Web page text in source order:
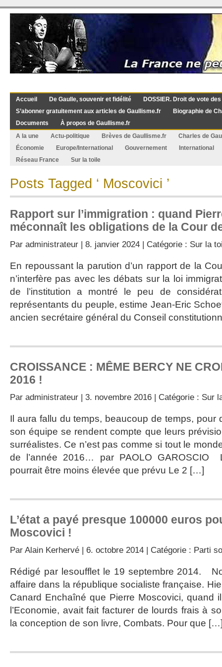
Accueil De Gaulle, souvenir et fidélité
DOSSIER. Droit de vote
S’abonner gratuitement aux articles de Gaullisme.fr
Biographie de
Documents
À propos de Gaullisme.fr
A la une
Actu-politique Brèves de Gaullisme.fr
Charles de
Économie
Europe/International Gouvernement
International
Réseau France
Sur la toile
Posts Tagged ‘ Moscovici ’
Rapport sur l’immigration : quand
méconnaît les obligations de la Cour
Par administrateur | 8. janvier 2024 | Catégorie : Sur la
En repoussant la parution d’un rapport de la
n’interfère pas avec les débats sur la loi
de l’institution a montré le peu de
représentants du peuple, estime Jean-Eric
ancien secrétaire général du Conseil
CROISSANCE : MÊME BERCY NE
2016 !
Par administrateur | 3. novembre 2016 | Catégorie : Sur
Il aura fallu du temps, beaucoup de temps, pour
son équipe se rendent compte que leurs
surréalistes. Ce n’est pas comme si tout le
de l’année 2016… par PAOLO GAROSCIO
pourrait être moins élevée que prévu Le 2 […]
L’état a payé presque 100000 euros
Moscovici !
Par Alain Kerhervé | 6. octobre 2014 | Catégorie : Parti
Rédigé par lesoufflet le 19 septembre 2014.
affaire dans la république socialiste française.
Canard Enchaîné que Pierre Moscovici, quand
l’Economie, avait fait facturer de lourds frais à
la conception de son livre, Combats. Pour que